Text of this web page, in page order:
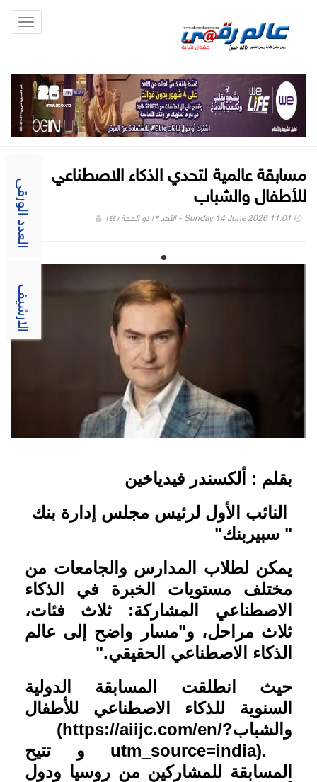
العدد الورقى
الارشيف
مسابقة عالمية لتحدي الذكاء الاصطناعي
للأطفال والشباب
Sunday 14 June 2026 11:01 - الأحد ٢٩ ذو الحجة ١٤٤٧
بقلم : ألكسندر فيدياخين
النائب الأول لرئيس مجلس إدارة بنك
" سبيربنك"
يمكن لطلاب المدارس والجامعات من
مختلف مستويات الخبرة في الذكاء
الاصطناعي المشاركة: ثلاث فئات،
ثلاث مراحل، و"مسار واضح إلى عالم
الذكاء الاصطناعي الحقيقي".
حيث انطلقت المسابقة الدولية
السنوية للذكاء الاصطناعي للأطفال
والشباب(https://aiijc.com/en/?
utm_source=india).
و تتيح
المسابقة للمشاركين من روسيا ودول